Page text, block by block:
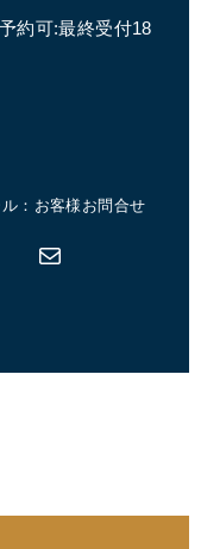
約可:最終受付18
ル：お客様お問合せ
メール